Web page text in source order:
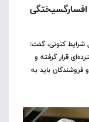
شرایط کنونی، گفت:
قرار گرفته و
باید به